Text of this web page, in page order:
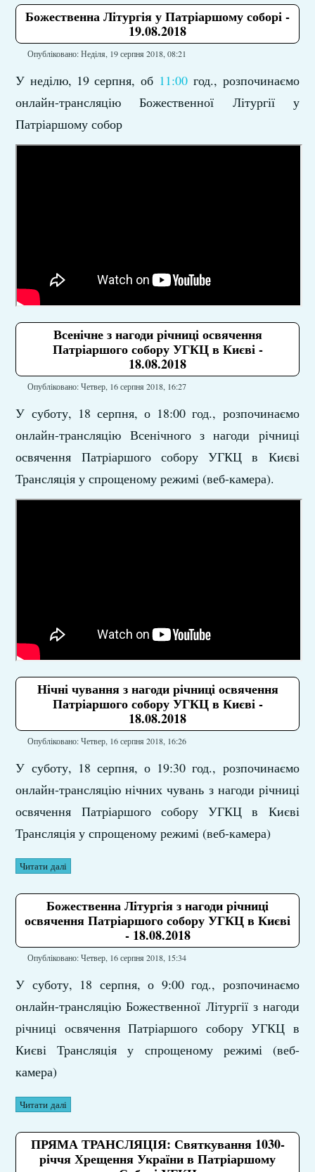
Божественна Літургія у Патріаршому соборі -
19.08.2018
Опубліковано: Неділя, 19 серпня 2018, 08:21
У неділю, 19 серпня, об 11:00год., розпочинаємо
онлайн-трансляцію Божественної Літургії у
Патріаршому собор
Всенічне з нагоди річниці освячення
Патріаршого собору УГКЦ в Києві -
18.08.2018
Опубліковано: Четвер, 16 серпня 2018, 16:27
У суботу, 18 серпня, о 18:00 год., розпочинаємо
онлайн-трансляцію Всенічного з нагоди річниці
освячення Патріаршого собору УГКЦ в Києві
Трансляція у спрощеному режимі (веб-камера).
Нічні чування з нагоди річниці освячення
Патріаршого собору УГКЦ в Києві -
18.08.2018
Опубліковано: Четвер, 16 серпня 2018, 16:26
У суботу, 18 серпня, о 19:30 год., розпочинаємо
онлайн-трансляцію нічних чувань з нагоди річниці
освячення Патріаршого собору УГКЦ в Києві
Трансляція у спрощеному режимі (веб-камера)
Читати далі
Божественна Літургія з нагоди річниці
освячення Патріаршого собору УГКЦ в Києві
- 18.08.2018
Опубліковано: Четвер, 16 серпня 2018, 15:34
У суботу, 18 серпня, о 9:00 год., розпочинаємо
онлайн-трансляцію Божественної Літургії з нагоди
річниці освячення Патріаршого собору УГКЦ в
Києві Трансляція у спрощеному режимі (веб-
камера)
Читати далі
ПРЯМА ТРАНСЛЯЦІЯ: Святкування 1030-
річчя Хрещення України в Патріаршому